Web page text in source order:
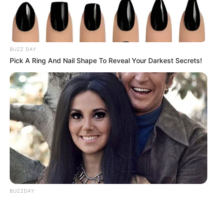
BUZZ DAY
Pick A Ring And Nail Shape To Reveal Your Darkest Secrets!
BUZZDAY